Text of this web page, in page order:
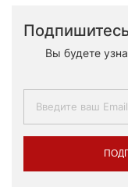
Вы будете